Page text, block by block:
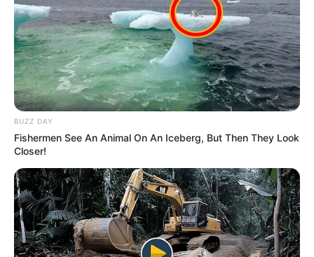
BUZZ DAY
Fishermen See An Animal On An Iceberg, But Then They Look
Closer!